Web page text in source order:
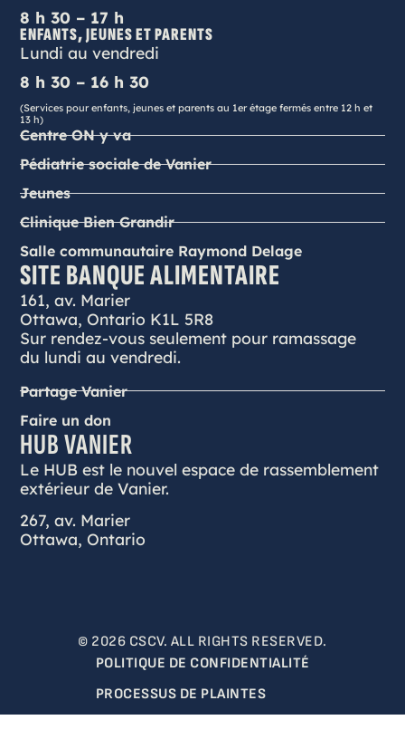
8 h 30 – 17 h
ENFANTS, JEUNES ET PARENTS
Lundi au vendredi
8 h 30 – 16 h 30
(Services pour enfants, jeunes et parents au 1er étage fermés entre 12 h et
13 h)
Centre ON y va
Pédiatrie sociale de Vanier
Jeunes
Clinique Bien Grandir
Salle communautaire Raymond Delage
SITE BANQUE ALIMENTAIRE
161, av. Marier
Ottawa, Ontario K1L 5R8
Sur rendez-vous seulement pour ramassage
du lundi au vendredi.
Partage Vanier
Faire un don
HUB VANIER
Le HUB est le nouvel espace de rassemblement
extérieur de Vanier.
267, av. Marier
Ottawa, Ontario
© 2026 CSCV. ALL RIGHTS RESERVED.
POLITIQUE DE CONFIDENTIALITÉ
PROCESSUS DE PLAINTES